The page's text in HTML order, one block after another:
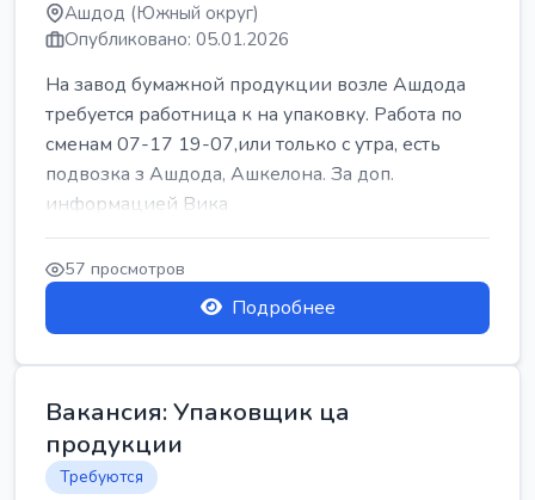
Ашдод (Южный округ)
Опубликовано: 05.01.2026
На завод бумажной продукции возле Ашдода
требуется работница к на упаковку. Работа по
сменам 07-17 19-07,или только с утра, есть
подвозка з Ашдода, Ашкелона. За доп.
информацией Вика
57 просмотров
Подробнее
Вакансия: Упаковщик ца
продукции
Требуются